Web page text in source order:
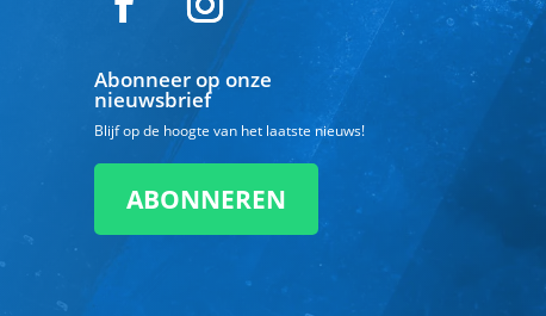
Abonneer op onze
nieuwsbrief
Blijf op de hoogte van het laatste nieuws!
ABONNEREN